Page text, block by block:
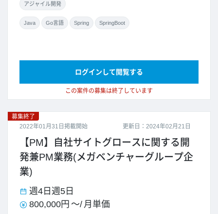
アジャイル開発
Java Go言語 Spring SpringBoot
この案件の募集は終了しています
ログインして閲覧する
更新日：2024年02月21日
募集終了
2022年01月31日掲載開始
【PM】自社サイトグロースに関する開
発兼PM業務(メガベンチャーグループ企
業)
週4日 週5日
800,000円 ～/ 月単価